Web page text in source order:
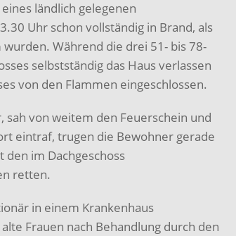
ländlich gelegenen
Uhr schon vollständig in Brand, als
Während die drei 51- bis 78-
selbstständig das Haus verlassen
von den Flammen eingeschlossen.
von weitem den Feuerschein und
eintraf, trugen die Bewohner gerade
im Dachgeschoss
retten.
in einem Krankenhaus
Frauen nach Behandlung durch den